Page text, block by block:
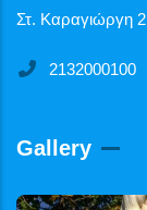
Στ. Καραγιώργη
2132000100
Gallery